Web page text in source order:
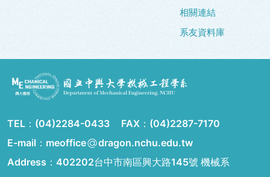
相關連結
系友資料庫
TEL： (04)2284-0433 FAX： (04)2287-7170
E-mail：meoffice
dragon.nchu.edu.tw
Address： 402202台中市南區興大路145號 機械系